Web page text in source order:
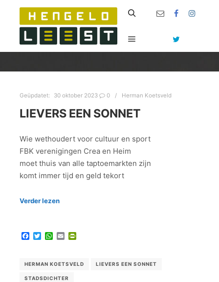
Hoofdmenu
Geüpdatet: 30 oktober 2023 0 Herman Koetsveld
LIEVERS EEN SONNET
Wie wethoudert voor cultuur en sport
FBK verenigingen Crea en Heim
moet thuis van alle taptoemarkten zijn
komt immer tijd en geld tekort
Verder lezen
Facebook
TwitterWhatsApp
Email
HERMAN KOETSVELD LIEVERS EEN SONNET
STADSDICHTER